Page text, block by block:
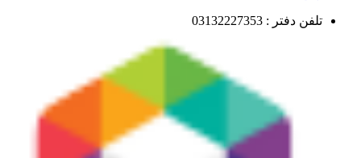
تلفن دفتر : 03132227353